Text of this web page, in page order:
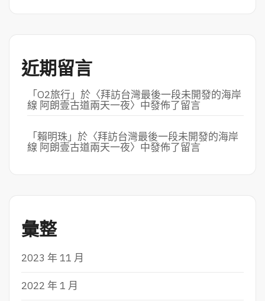
近期留言
「O2旅行」於〈拜訪台灣最後一段未開發的海岸
線 阿朗壹古道兩天一夜〉中發佈了留言
「賴明珠」於〈拜訪台灣最後一段未開發的海岸
線 阿朗壹古道兩天一夜〉中發佈了留言
彙整
2023 年 11 月
2022 年 1 月